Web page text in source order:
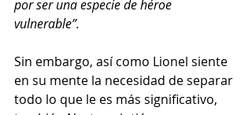
por ser una especie de héroe
vulnerable”.
Sin embargo, así como Lionel siente
en su mente la necesidad de separar
todo lo que le es más significativo,